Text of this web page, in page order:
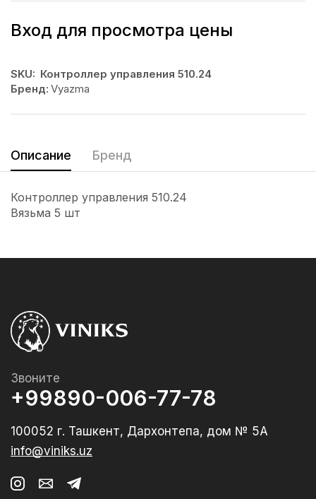
Вход для просмотра цены
SKU: Контроллер управления 510.24
Бренд: Vyazma
Описание Бренд
Контроллер управления 510.24
Вязьма 5 шт
Звоните
+99890-006-77-78
100052 г. Ташкент, Дархонтепа, дом № 5А
info@viniks.uz